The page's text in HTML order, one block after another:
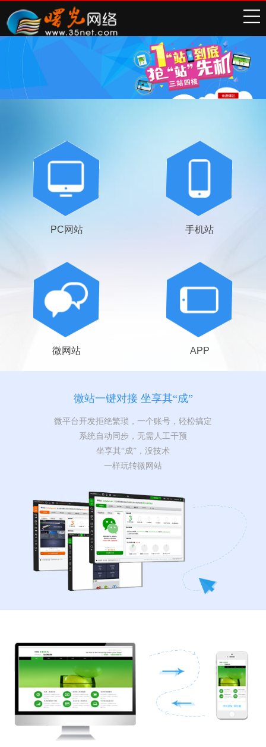
PC网站 手机站
微网站 APP
微站一键对接 坐享其“成”
微平台开发拒绝繁琐，一个账号，轻松搞定
系统自动同步，无需人工干预
坐享其“成”，没技术
一样玩转微网站